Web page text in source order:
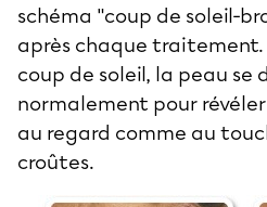
schéma "coup de soleil-
après chaque traitement.
coup de soleil, la peau se
normalement pour
au regard comme au
croûtes.